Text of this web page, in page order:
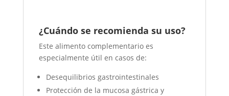
¿Cuándo se recomienda su uso?
Este alimento complementario es
especialmente útil en casos de:
Desequilibrios gastrointestinales
Protección de la mucosa gástrica y